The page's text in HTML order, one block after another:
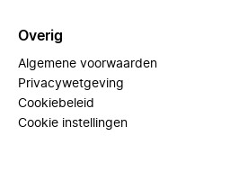
Overig
Algemene voorwaarden
Privacywetgeving
Cookiebeleid
Cookie instellingen